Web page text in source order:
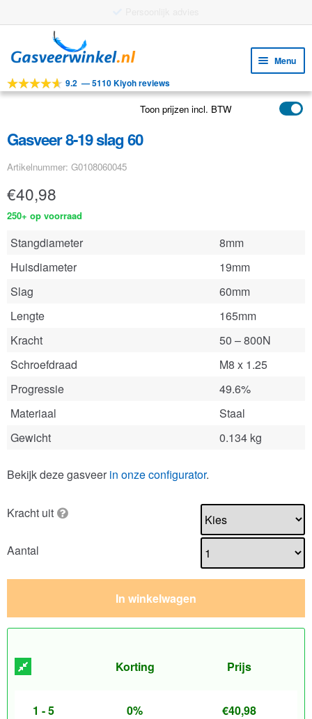
door
navigatie
naar
inhoud
Menu
Tools
Toepassingen
Klantenservice
FAQ
9.2 —5110 Kiyoh reviews
Toon prijzen incl. BTW
Gasveer 8-19 slag 60
Artikelnummer: G0108060045
€40,98
250+ op voorraad
Stangdiameter
8mm
Huisdiameter
19mm
Slag
60mm
Lengte
165mm
Kracht
50 – 800N
Schroefdraad
M8 x 1.25
Progressie
49.6%
Materiaal
Staal
Gewicht
0.134 kg
Bekijk deze gasveer in onze configurator.
Kracht uit
Aantal
In winkelwagen
Korting Prijs
1 - 5 0% €40,98